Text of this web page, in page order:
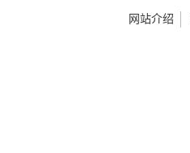
网站介绍